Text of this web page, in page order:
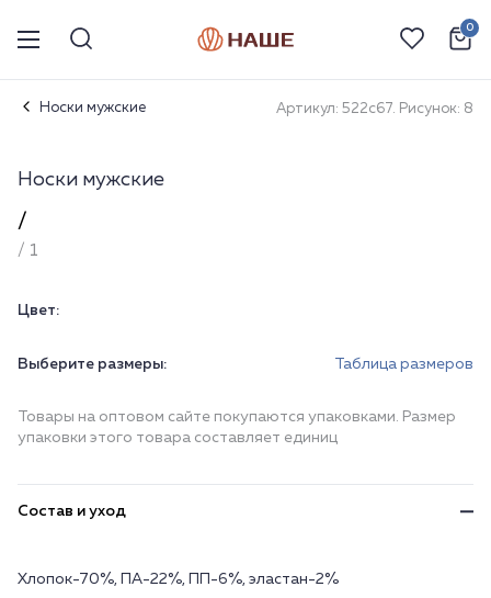
0
Носки мужские Артикул: 522с67. Рисунок: 8
Носки мужские
/
/ 1
Цвет:
Выберите размеры: Таблица размеров
Товары на оптовом сайте покупаются упаковками. Размер
упаковки этого товара составляет единиц
Состав и уход
Хлопок-70%, ПА-22%, ПП-6%, эластан-2%